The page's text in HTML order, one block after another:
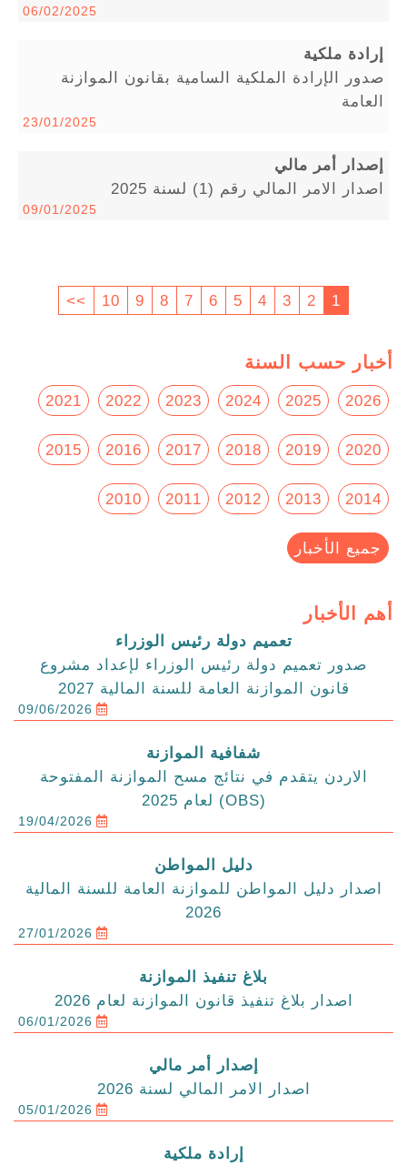
06/02/2025
إرادة ملكية
صدور الإرادة الملكية السامية بقانون الموازنة
العامة
23/01/2025
إصدار أمر مالي
اصدار الامر المالي رقم (1) لسنة 2025
09/01/2025
1
2
3
4
5
6
7
8
9
10
>>
أخبار حسب السنة
2026
2025
2024
2023
2022
2021
2020
2019
2018
2017
2016
2015
2014
2013
2012
2011
2010
جميع الأخبار
أهم الأخبار
تعميم دولة رئيس الوزراء
صدور تعميم دولة رئيس الوزراء لإعداد مشروع
قانون الموازنة العامة للسنة المالية 2027
09/06/2026
شفافية الموازنة
الاردن يتقدم في نتائج مسح الموازنة المفتوحة
(OBS) لعام 2025
19/04/2026
دليل المواطن
اصدار دليل المواطن للموازنة العامة للسنة المالية
2026
27/01/2026
بلاغ تنفيذ الموازنة
اصدار بلاغ تنفيذ قانون الموازنة لعام 2026
06/01/2026
إصدار أمر مالي
اصدار الامر المالي لسنة 2026
05/01/2026
إرادة ملكية